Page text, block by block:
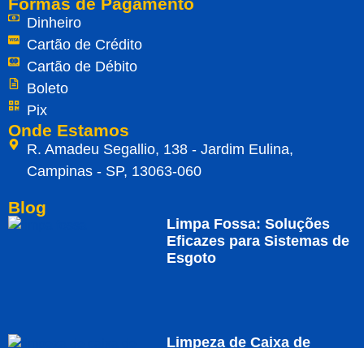
Dinheiro
Cartão de Crédito
Cartão de Débito
Boleto
Pix
Onde Estamos
R. Amadeu Segallio, 138 - Jardim Eulina,
Campinas - SP, 13063-060
Blog
Limpa Fossa: Soluções
Eficazes para Sistemas de
Esgoto
Limpeza de Caixa de